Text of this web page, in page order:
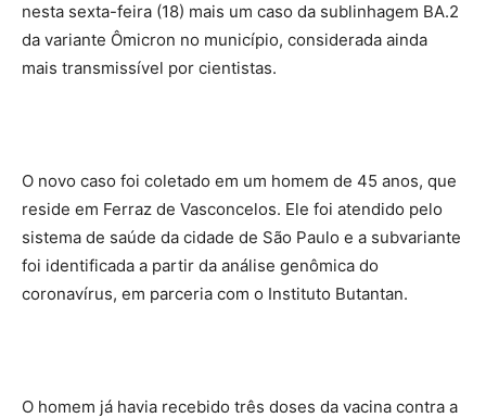
nesta sexta-feira (18) mais um caso da sublinhagem BA.2
da variante Ômicron no município, considerada ainda
mais transmissível por cientistas.
O novo caso foi coletado em um homem de 45 anos, que
reside em Ferraz de Vasconcelos. Ele foi atendido pelo
sistema de saúde da cidade de São Paulo e a subvariante
foi identificada a partir da análise genômica do
coronavírus, em parceria com o Instituto Butantan.
O homem já havia recebido três doses da vacina contra a